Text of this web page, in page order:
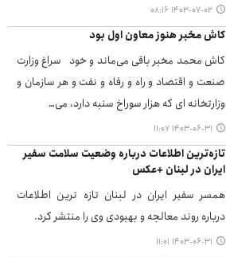
۱۴۰۳-۰۷-۰۲ ۰۸:۱۶
کاش مخبر هنوز معاون اول بود
کاش محمد مخبر باقی می‌ماند و خود سراغ وزارت
صنعت و اقتصاد و راه و رفاه و نفت و هر سازمان و
وزارتخانه ای که هزار سوراخ سنبه دارد، می…
۱۴۰۳-۰۶-۳۱ ۱۱:۰۷
تازه‌ترین اطلاعات درباره وضعیت سلامت سفیر
ایران در لبنان +عکس
همسر سفیر ایران در لبنان تازه ترین اطلاعات
درباره روند معالجه و بهبودی وی را منتشر کرد.
۱۴۰۳-۰۶-۳۱ ۱۱:۰۱